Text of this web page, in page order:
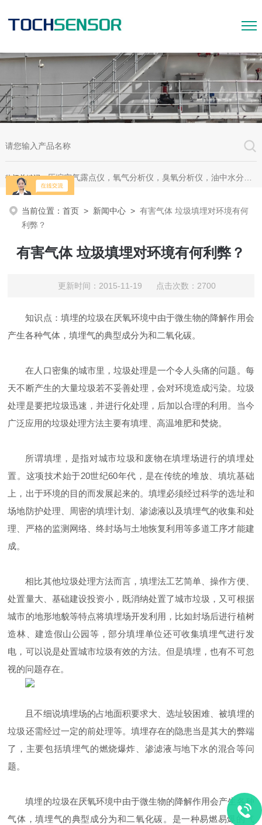
热门关键词：压缩空气露点仪，氧气分析仪，臭氧分析仪，油中水分析仪，超声波测漏仪。
当前位置：首页 > 新闻中心 >有害气体 垃圾填埋对环境有何
利弊？
有害气体 垃圾填埋对环境有何利弊？
更新时间：2015-11-19 点击次数：2700
知识点：填埋的垃圾在厌氧环境中由于微生物的降解作用会
产生各种气体，填埋气的典型成分为和二氧化碳。
在人口密集的城市里，垃圾处理是一个令人头痛的问题。每
天不断产生的大量垃圾若不妥善处理，会对环境造成污染。垃圾
处理是要把垃圾迅速，并进行化处理，后加以合理的利用。当今
广泛应用的垃圾处理方法主要有填埋、高温堆肥和焚烧。
所谓填埋，是指对城市垃圾和废物在填埋场进行的填埋处
置。这项技术始于20世纪60年代，是在传统的堆放、填坑基础
上，出于环境的目的而发展起来的。填埋必须经过科学的选址和
场地防护处理、周密的填埋计划、渗滤液以及填埋气的收集和处
理、严格的监测网络、终封场与土地恢复利用等多道工序才能建
成。
相比其他垃圾处理方法而言，填埋法工艺简单、操作方便、
处置量大、基础建设投资小，既消纳处置了城市垃圾，又可根据
城市的地形地貌等特点将填埋场开发利用，比如封场后进行植树
造林、建造假山公园等，部分填埋单位还可收集填埋气进行发
电，可以说是处置城市垃圾有效的方法。但是填埋，也有不可忽
视的问题存在。
且不细说填埋场的占地面积要求大、选址较困难、被填埋的
垃圾还需经过一定的前处理等。填埋存在的隐患当是其大的弊端
了，主要包括填埋气的燃烧爆炸、渗滤液与地下水的混合等问
题。
填埋的垃圾在厌氧环境中由于微生物的降解作用会产生各种
气体，填埋气的典型成分为和二氧化碳。是一种易燃易爆的气